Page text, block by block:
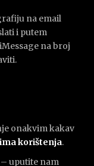
na email
i putem
na broj
onakvim kakav
korištenja.
uputite nam